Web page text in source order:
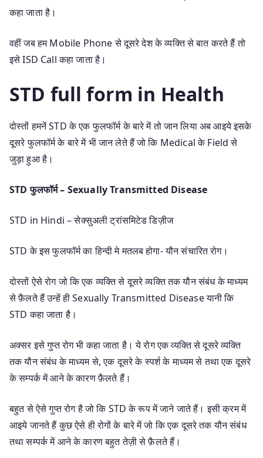
कहा जाता है।
वहीं जब हम Mobile Phone से दूसरे देश के व्यक्ति से बात करते हैं तो
इसे ISD Call कहा जाता है।
STD full form in Health
दोस्तों हमनें STD के एक फुलफॉर्म के बारे में तो जान लिया अब आइये इसके
दूसरे फुलफॉर्म के बारे में भी जान लेते हैं जो कि Medical के Field से
जुड़ा हुआ है।
STD फुलफॉर्म – Sexually Transmitted Disease
STD in Hindi – सेक्सुअली ट्रांसमिटेड डिज़ीज
STD के इस फुलफॉर्म का हिन्दी मे मतलब होगा- यौन संचारित रोग।
दोस्तों ऐसे रोग जो कि एक व्यक्ति से दूसरे व्यक्ति तक यौन संबंध के माध्यम
से फ़ैलते हैं उन्हें ही Sexually Transmitted Disease यानी कि
STD कहा जाता है।
अक्सर इसे गुप्त रोग भी कहा जाता है। ये रोग एक व्यक्ति से दूसरे व्यक्ति
तक यौन संबंध के माध्यम से, एक दूसरे के स्पर्श के माध्यम से तथा एक दूसरे
के सम्पर्क में आने के कारण फ़ैलते हैं।
बहुत से ऐसे गुप्त रोग है जो कि STD के रूप में जाने जाते हैं। इसी क्रम में
आइये जानते हैं कुछ ऐसे ही रोगों के बारे में जो कि एक दूसरे तक यौन संबंध
तथा सम्पर्क में आने के कारण बहुत तेज़ी से फ़ैलते हैं।